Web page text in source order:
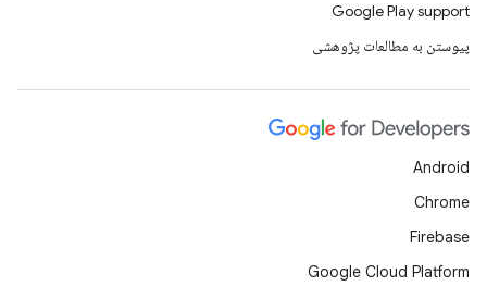
Google Play support
پیوستن به مطالعات پژوهشی
Android
Chrome
Firebase
Google Cloud Platform